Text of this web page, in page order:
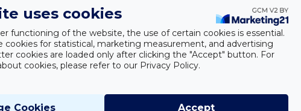
Ez az álmennyezet sziget ideális
megoldásához akár hangulat
LED szalag rejtett világítás kialakítás
Ide ajánljuk:
uses cookies
functioning of the website, the use of certain cookies is essential.
cookies for statistical, marketing measurement, and advertising
cookies are loaded only after clicking the "Accept" button. For
cookies, please refer to our Privacy Policy.
Cookies Accept